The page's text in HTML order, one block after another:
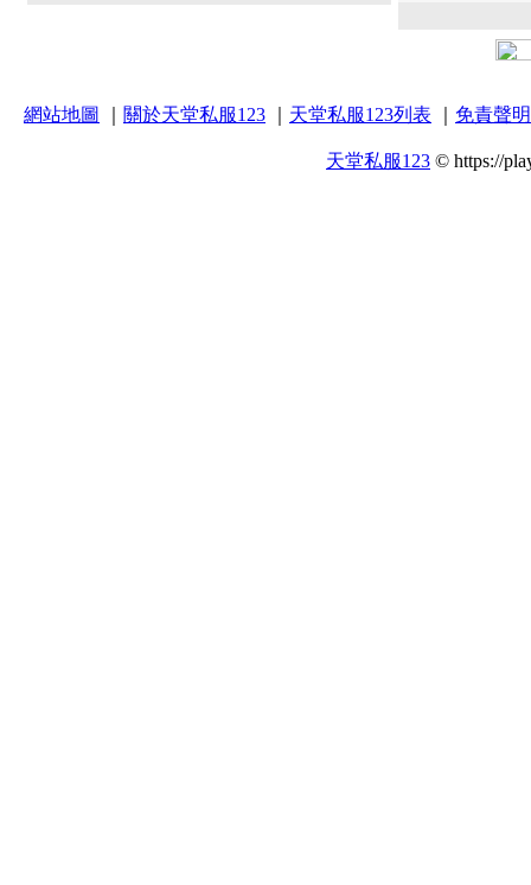
網站地圖 關於天堂私服123 天堂私服123列表 免責聲明
天堂私服123 © https://